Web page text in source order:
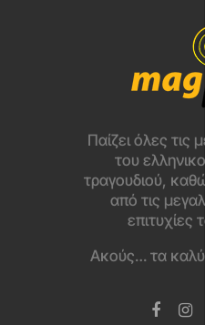
Παίζει όλες τις
του
τραγουδιού,
από τις
επιτυχίες
Ακούς… τα